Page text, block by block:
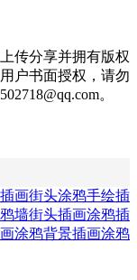
传分享并拥有版权
户书面授权，请勿
。
画街头涂鸦手绘插
墙街头插画涂鸦插
涂鸦背景插画涂鸦